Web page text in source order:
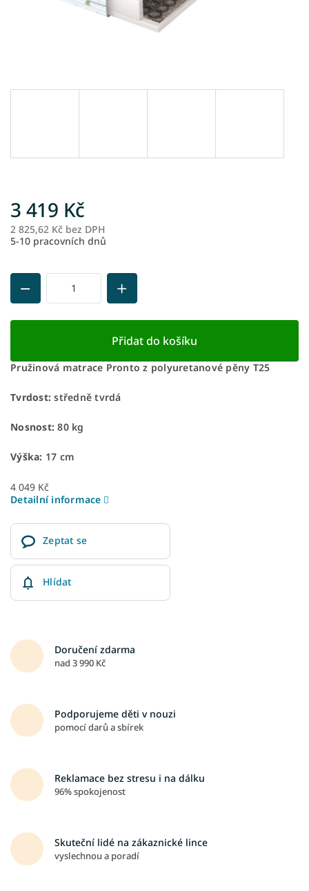
3 419 Kč
2 825,62 Kč bez DPH
5-10 pracovních dnů
Přidat do košíku
Pružinová matrace Pronto z polyuretanové pěny T25
Tvrdost: středně tvrdá
Nosnost: 80 kg
Výška: 17 cm
4 049 Kč
Detailní informace
Zeptat se
Hlídat
Doručení zdarma
nad 3 990 Kč
Podporujeme děti v nouzi
pomocí darů a sbírek
Reklamace bez stresu i na dálku
96% spokojenost
Skuteční lidé na zákaznické lince
vyslechnou a poradí